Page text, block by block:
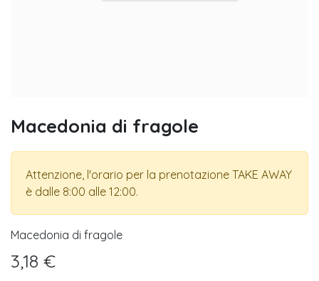
Macedonia di fragole
Attenzione, l'orario per la prenotazione TAKE AWAY
è dalle 8:00 alle 12:00.
Macedonia di fragole
3,18 €